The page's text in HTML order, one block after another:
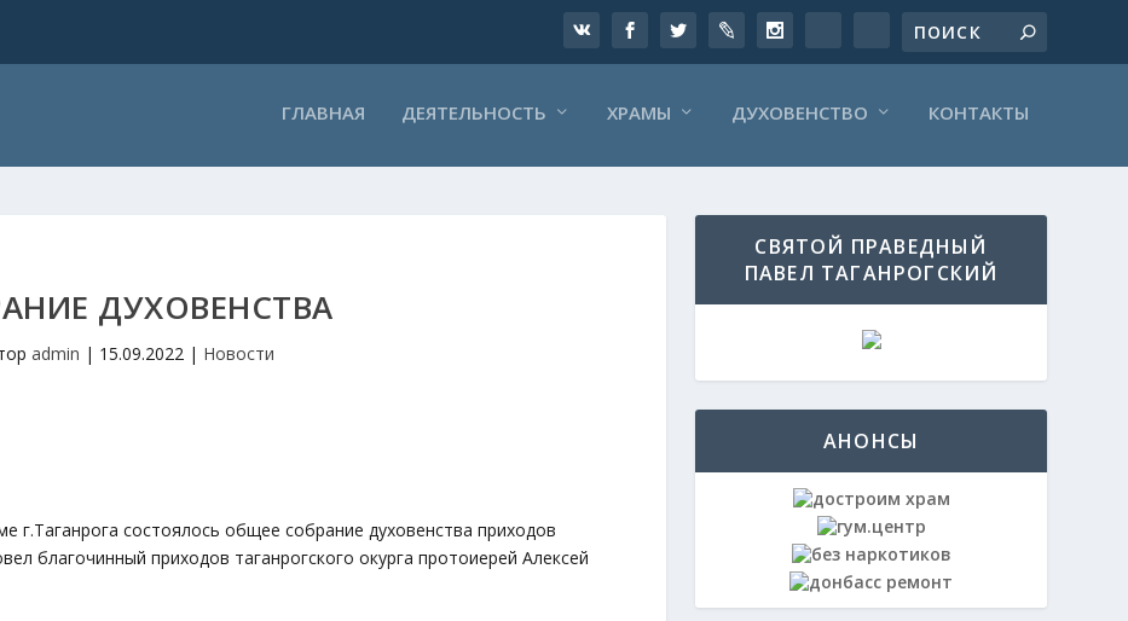
ГЛАВНАЯ ДЕЯТЕЛЬНОСТЬ ХРАМЫ ДУХОВЕНСТВО КОНТАКТЫ
ДУХОВЕНСТВА
admin | 15.09.2022 | Новости
г.Таганрога состоялось общее собрание духовенства приходов
благочинный приходов таганрогского окурга протоиерей Алексей
СВЯТОЙ ПРАВЕДНЫЙ
ПАВЕЛ ТАГАНРОГСКИЙ
АНОНСЫ